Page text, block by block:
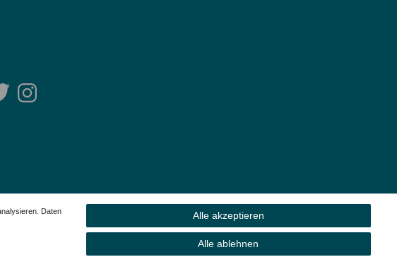
Warenzeichen Ihrer Eigentümer.
Daten
Alle akzeptieren
Alle ablehnen